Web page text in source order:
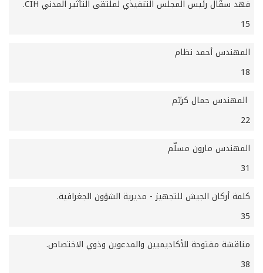
فهد سقّال رئيس المجلس التنفيذي لملتقى التأثير المدني CIH.
15
المهندس أحمد نظام
18
المهندس جمال كريّم
22
المهندس مارون مسلّم
31
كلمة أركان الجيش للتجهيز - مديرية الشؤون الجغرافية.
35
مناقشة مفتوحة للأكاديميين والمدعوين وذوي الاختصاص.
38